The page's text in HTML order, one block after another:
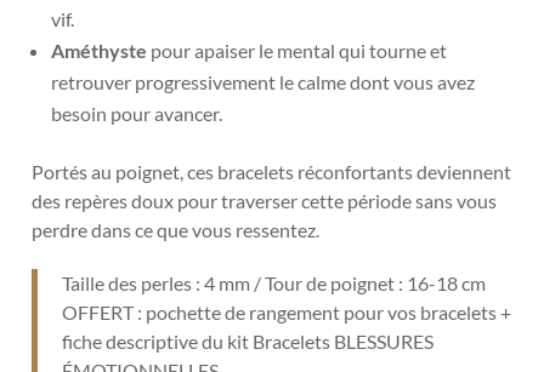
vif.
Améthyste pour apaiser le mental qui tourne et
retrouver progressivement le calme dont vous avez
besoin pour avancer.
Portés au poignet, ces bracelets réconfortants deviennent
des repères doux pour traverser cette période sans vous
perdre dans ce que vous ressentez.
Taille des perles : 4 mm / Tour de poignet : 16-18 cm
OFFERT : pochette de rangement pour vos bracelets +
fiche descriptive du kit Bracelets BLESSURES